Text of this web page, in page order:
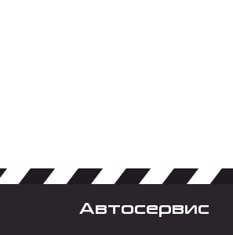
Автосервис